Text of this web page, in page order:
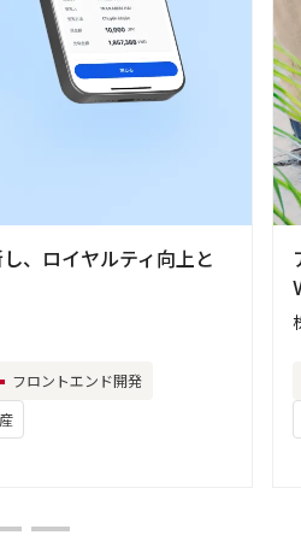
、ロイヤルティ向上と
フロントエンド開発